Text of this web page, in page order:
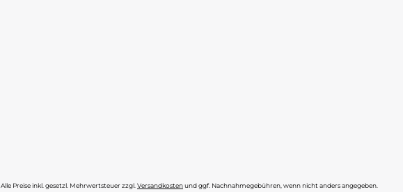
Alle Preise inkl. gesetzl. Mehrwertsteuer zzgl. Versandkostenund ggf. Nachnahmegebühren, wenn nicht anders angegeben.